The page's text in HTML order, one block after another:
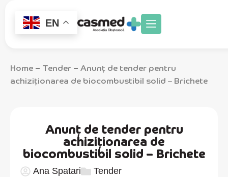
EN
Home – Tender – Anunț de tender pentru
achiziționarea de biocombustibil solid – Brichete
Anunț de tender pentru
achiziționarea de
biocombustibil solid – Brichete
Ana Spatari
Tender